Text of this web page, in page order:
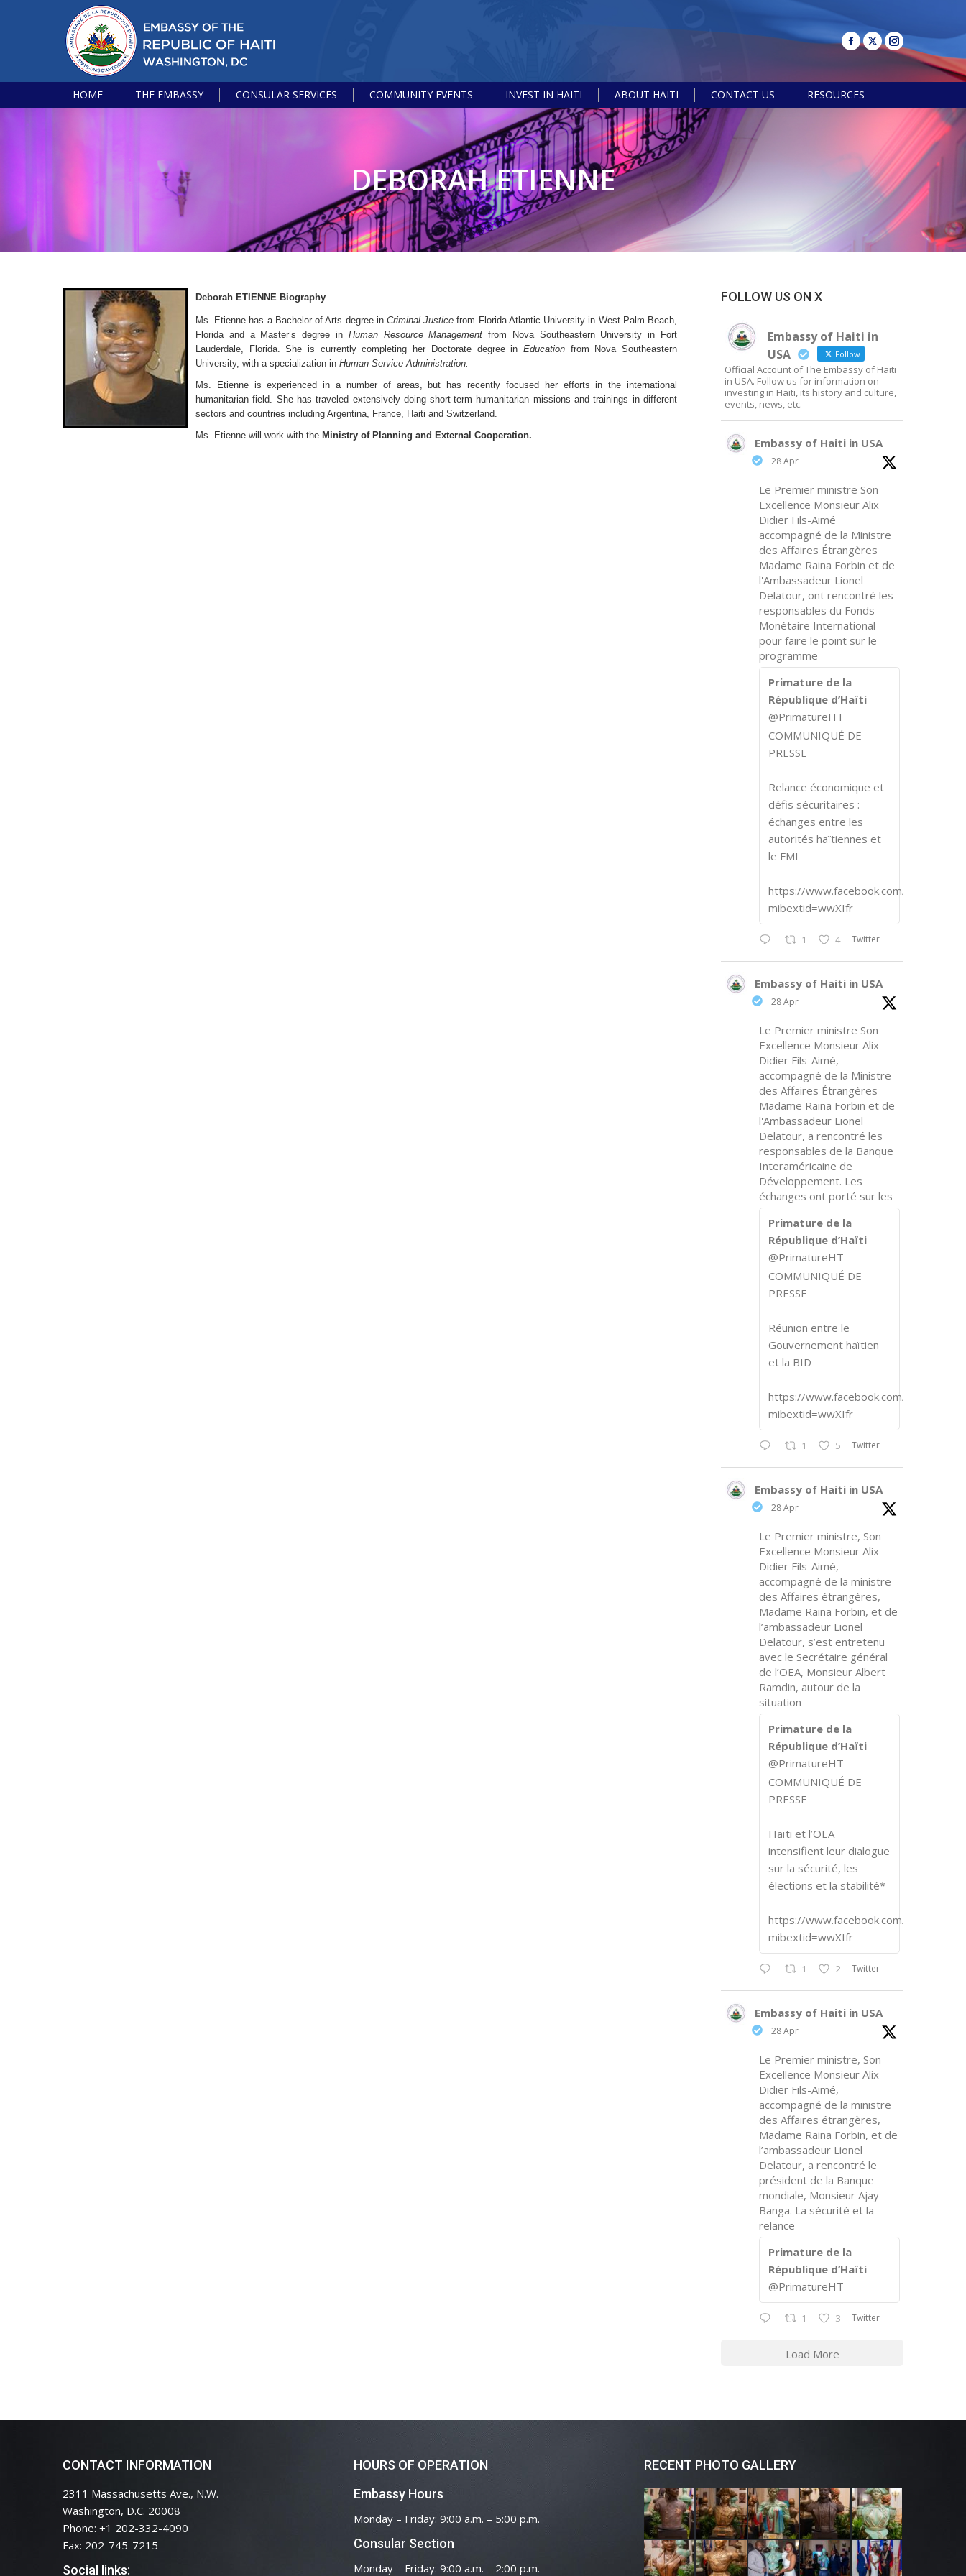
HOME THE EMBASSY CONSULAR SERVICES COMMUNITY EVENTS INVEST IN HAITI ABOUT HAITI CONTACT US RESOURCES
DEBORAH ETIENNE
Deborah ETIENNE Biography
Ms. Etienne has a Bachelor of Arts degree in Criminal Justice from Florida Atlantic University in West Palm Beach,
Florida and a Master’s degree in Human Resource Management from Nova Southeastern University in Fort
Lauderdale, Florida. She is currently completing her Doctorate degree in Educationfrom Nova Southeastern
University, with a specialization in Human Service Administration.
Ms. Etienne is experienced in a number of areas, but has recently focused her efforts in the international
humanitarian field. She has traveled extensively doing short-term humanitarian missions and trainings in different
sectors and countries including Argentina, France, Haiti and Switzerland.
Ms. Etienne will work with the Ministry of Planning and External Cooperation.
FOLLOW US ON X
Embassy of Haiti in
USA
Follow
Official Account of The Embassy of Haiti
in USA. Follow us for information on
investing in Haiti, its history and culture,
events, news, etc.
Embassy of Haiti in USA
28 Apr
Le Premier ministre Son
Excellence Monsieur Alix
Didier Fils-Aimé
accompagné de la Ministre
des Affaires Étrangères
Madame Raina Forbin et de
l'Ambassadeur Lionel
Delatour, ont rencontré les
responsables du Fonds
Monétaire International
pour faire le point sur le
programme
Primature de la
République d’Haïti
@PrimatureHT
COMMUNIQUÉ DE
PRESSE
Relance économique et
défis sécuritaires :
échanges entre les
autorités haïtiennes et
le FMI
https://www.facebook.com/share/p/
mibextid=wwXIfr
1 4 Twitter
Embassy of Haiti in USA
28 Apr
Le Premier ministre Son
Excellence Monsieur Alix
Didier Fils-Aimé,
accompagné de la Ministre
des Affaires Étrangères
Madame Raina Forbin et de
l'Ambassadeur Lionel
Delatour, a rencontré les
responsables de la Banque
Interaméricaine de
Développement. Les
échanges ont porté sur les
Primature de la
République d’Haïti
@PrimatureHT
COMMUNIQUÉ DE
PRESSE
Réunion entre le
Gouvernement haïtien
et la BID
https://www.facebook.com/share/p/
mibextid=wwXIfr
1 5 Twitter
Embassy of Haiti in USA
28 Apr
Le Premier ministre, Son
Excellence Monsieur Alix
Didier Fils-Aimé,
accompagné de la ministre
des Affaires étrangères,
Madame Raina Forbin, et de
l’ambassadeur Lionel
Delatour, s’est entretenu
avec le Secrétaire général
de l’OEA, Monsieur Albert
Ramdin, autour de la
situation
Primature de la
République d’Haïti
@PrimatureHT
COMMUNIQUÉ DE
PRESSE
Haïti et l’OEA
intensifient leur dialogue
sur la sécurité, les
élections et la stabilité*
https://www.facebook.com/share/p/
mibextid=wwXIfr
1 2 Twitter
Embassy of Haiti in USA
28 Apr
Le Premier ministre, Son
Excellence Monsieur Alix
Didier Fils-Aimé,
accompagné de la ministre
des Affaires étrangères,
Madame Raina Forbin, et de
l’ambassadeur Lionel
Delatour, a rencontré le
président de la Banque
mondiale, Monsieur Ajay
Banga. La sécurité et la
relance
Primature de la
République d’Haïti
@PrimatureHT
1 3 Twitter
Load More
CONTACT INFORMATION
2311 Massachusetts Ave., N.W.
Washington, D.C. 20008
Phone: +1 202-332-4090
Fax: 202-745-7215
Social links:
HOURS OF OPERATION
Embassy Hours
Monday – Friday: 9:00 a.m. – 5:00 p.m.
Consular Section
Monday – Friday: 9:00 a.m. – 2:00 p.m.
RECENT PHOTO GALLERY